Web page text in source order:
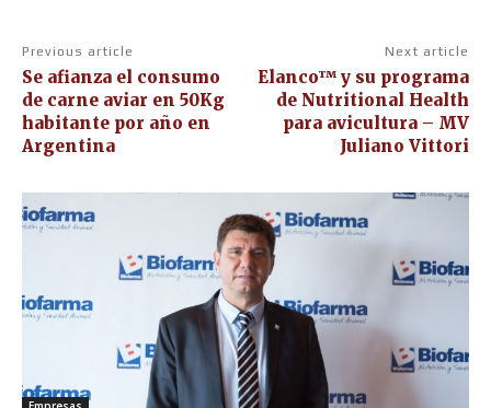
Previous article
Se afianza el consumo
de carne aviar en 50Kg
habitante por año en
Argentina
Next article
Elanco™ y su programa
de Nutritional Health
para avicultura – MV
Juliano Vittori